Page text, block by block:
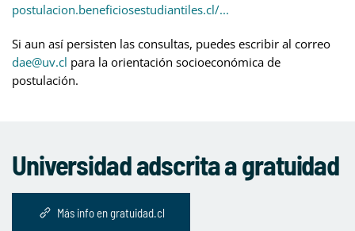
postulacion.beneficiosestudiantiles.cl/...
Si aun así persisten las consultas, puedes escribir al correo
dae@uv.cl para la orientación socioeconómica de
postulación.
Universidad adscrita a gratuidad
Más info en gratuidad.cl